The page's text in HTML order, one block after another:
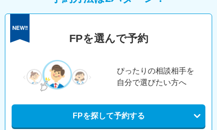
FPを選んで予約
ぴったりの相談相手を
自分で選びたい方へ
FPを探して予約する